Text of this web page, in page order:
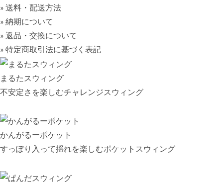
» 送料・配送方法
» 納期について
» 返品・交換について
» 特定商取引法に基づく表記
まるたスウィング
不安定さを楽しむチャレンジスウィング
かんがるーポケット
すっぽり入って揺れを楽しむポケットスウィング